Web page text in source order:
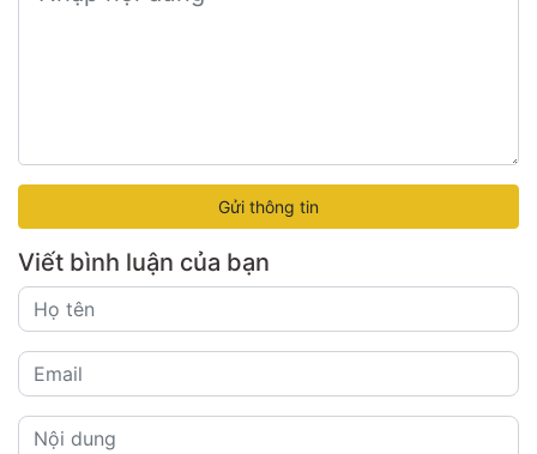
Gửi thông tin
Viết bình luận của bạn